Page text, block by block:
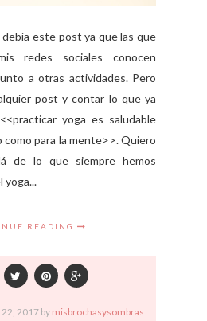
este post ya que las que
redes sociales conocen
a otras actividades. Pero
post y contar lo que ya
yoga es saludable
para la mente>>. Quiero
de lo que siempre hemos
yoga...
READING
22, 2017 by misbrochasysombras